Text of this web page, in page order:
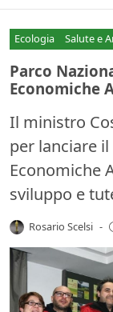
Ecologia Salute e
Parco
Economiche
Il ministro
per lanciare
Economiche
sviluppo e
Rosario Scelsi -